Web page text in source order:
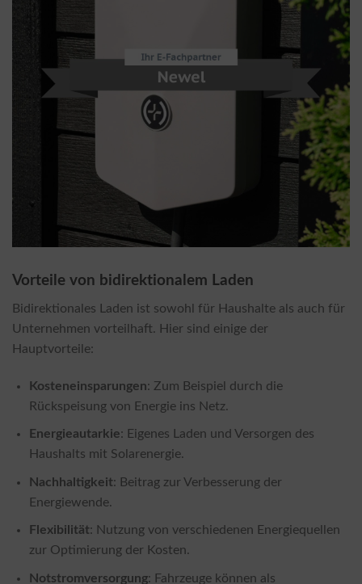
Vorteile von bidirektionalem Laden
Bidirektionales Laden ist sowohl für Haushalte als auch für
Unternehmen vorteilhaft. Hier sind einige der
Hauptvorteile:
Kosteneinsparungen: Zum Beispiel durch die
Rückspeisung von Energie ins Netz.
Energieautarkie: Eigenes Laden und Versorgen des
Haushalts mit Solarenergie.
Nachhaltigkeit: Beitrag zur Verbesserung der
Energiewende.
Flexibilität: Nutzung von verschiedenen Energiequellen
zur Optimierung der Kosten.
Notstromversorgung: Fahrzeuge können als